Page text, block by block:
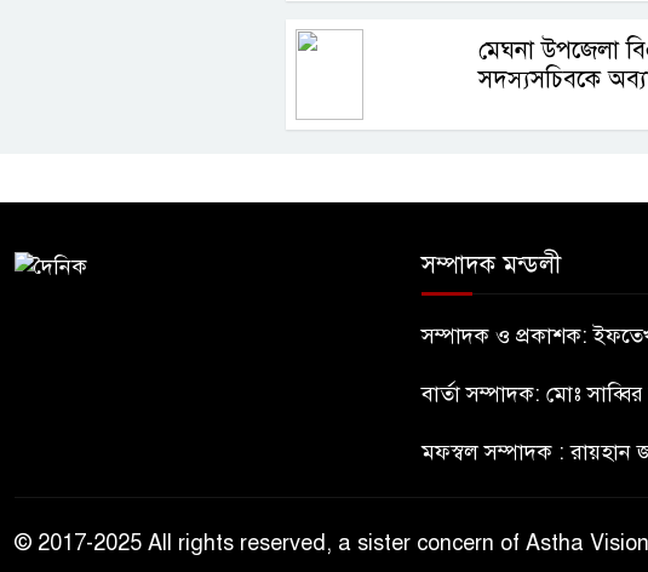
মেঘনা উপজেলা
সদস্যসচিবকে
সম্পাদক মন্ডলী
সম্পাদক ও প্রকাশক:
বার্তা সম্পাদক: মোঃ
মফস্বল সম্পাদক : রায়হান
© 2017-2025 All rights reserved, a sister concern of Astha